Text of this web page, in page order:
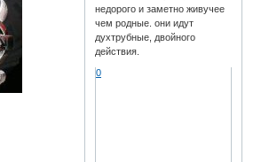
недорого и заметно живучее
чем родные. они идут
духтрубные, двойного
действия.
0